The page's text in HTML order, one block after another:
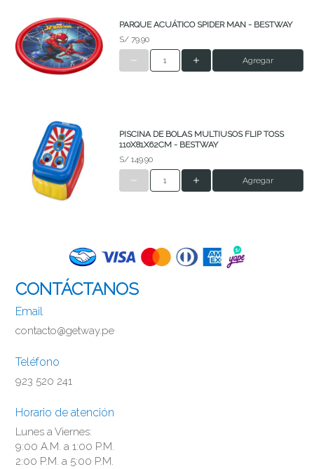
PARQUE ACUÁTICO SPIDER MAN - BESTWAY
S/ 79.90
Agregar
PISCINA DE BOLAS MULTIUSOS FLIP TOSS
110X81X62CM - BESTWAY
S/ 149.90
Agregar
CONTÁCTANOS
Email
contacto@getway.pe
Teléfono
923 520 241
Horario de atención
Lunes a Viernes:
9:00 A.M. a 1:00 P.M.
2:00 P.M. a 5:00 P.M.